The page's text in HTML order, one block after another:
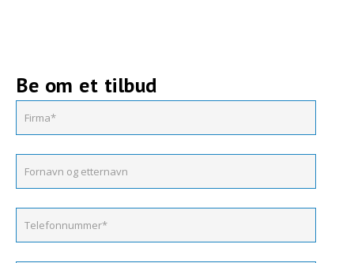
Be om et tilbud